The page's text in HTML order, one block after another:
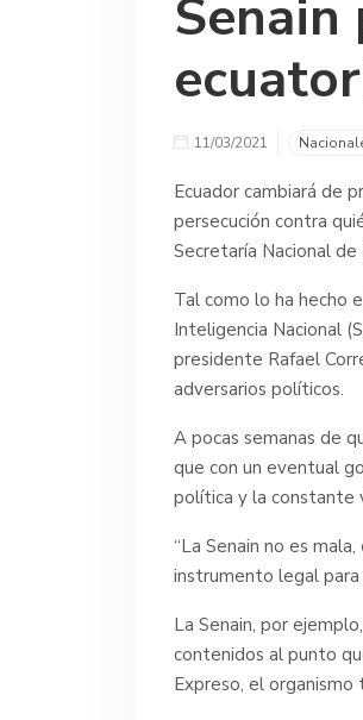
11/03/2021
Ecuador cambiará de
persecución contra
Secretaría Nacional de
Tal como lo ha hecho
Inteligencia Nacional
presidente Rafael
adversarios políticos.
A pocas semanas de
que con un eventual
política y la constante
“La Senain no es
instrumento legal para
La Senain, por
contenidos al punto
Expreso, el